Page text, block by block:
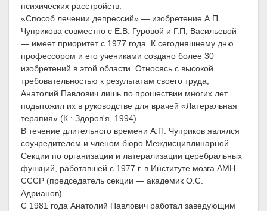
психических расстройств.
«Способ лечении депрессий» — изобретение А.П.
Чуприкова совместно с Е.В. Гуровой и Г.П, Васильевой
— имеет приоритет с 1977 года. К сегодняшнему дню
профессором и его учениками создано более 30
изобретений в этой области. Относясь с высокой
требовательностью к результатам своего труда,
Анатолий Павлович лишь по прошествии многих лет
подытожил их в руководстве для врачей «Латеральная
терапия» (К.: Здоров'я, 1994).
В течение длительного времени А.П. Чуприков являлся
соучредителем и членом бюро Междисциплинарной
Секции по организации и латерализации церебральных
функций, работавшей с 1977 г. в Институте мозга АМН
СССР (председатель секции — академик О.С.
Адрианов).
С 1981 года Анатолий Павлович работал заведующим